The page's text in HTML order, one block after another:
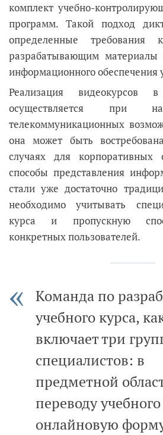
комплект учебно-
программ. Такой подход
определенные требования
разрабатывающим материалы
информационного обеспечения
Реализация
осуществляется при
телекоммуникационных
она может быть
случаях для корпоративных
способы представления
стали уже достаточно
необходимо учитывать
курса и пропускную
конкретных пользователей.
Команда по
учебного курса,
включает три
специалистов: в
предметной
переводу
онлайновую